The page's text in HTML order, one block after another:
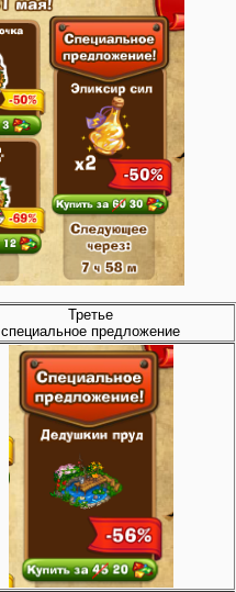
Третье
специальное предложение